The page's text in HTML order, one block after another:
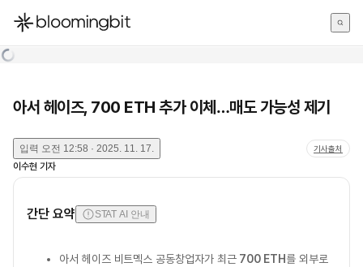
한국어
아서 헤이즈, 700 ETH 추가 이체…매도 가능성 제기
입력 오전 12:58 · 2025. 11. 17. 기사출처
이수현 기자
간단 요약 STAT AI 안내
아서 헤이즈 비트멕스 공동창업자가 최근 700 ETH를 외부로